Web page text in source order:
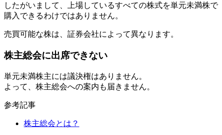
したがいまして、上場しているすべての株式を単元未満株で
購入できるわけではありません。
売買可能な株は、証券会社によって異なります。
株主総会に出席できない
単元未満株主には議決権はありません。
よって、株主総会への案内も届きません。
参考記事
株主総会とは？